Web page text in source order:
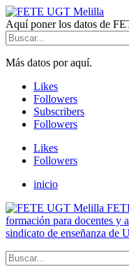
Aquí poner los datos de
Más datos por aquí.
Likes
Followers
Subscribers
Followers
Likes
Followers
inicio
formación para docentes y
sindicato de enseñanza de